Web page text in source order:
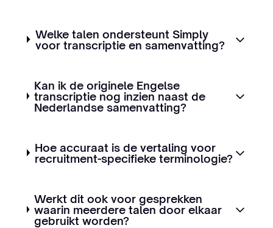
Welke talen ondersteunt Simply
voor transcriptie en samenvatting?
Kan ik de originele Engelse
transcriptie nog inzien naast de
Nederlandse samenvatting?
Hoe accuraat is de vertaling voor
recruitment-specifieke terminologie?
Werkt dit ook voor gesprekken
waarin meerdere talen door elkaar
gebruikt worden?